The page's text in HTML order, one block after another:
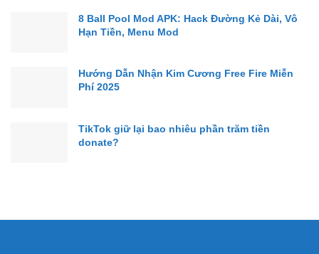
8 Ball Pool Mod APK: Hack Đường Kẻ Dài, Vô
Hạn Tiền, Menu Mod
Hướng Dẫn Nhận Kim Cương Free Fire Miễn
Phí 2025
TikTok giữ lại bao nhiêu phần trăm tiền
donate?